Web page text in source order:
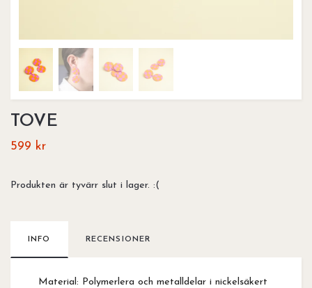
TOVE
599 kr
Produkten är tyvärr slut i lager. :(
INFO RECENSIONER
Material: Polymerlera och metalldelar i nickelsäkert